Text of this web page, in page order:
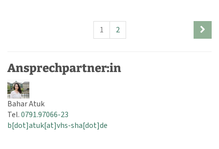
1 2
Ansprechpartner:in
Bahar Atuk
Tel.0791.97066-23
b[dot]atuk[at]vhs-sha[dot]de